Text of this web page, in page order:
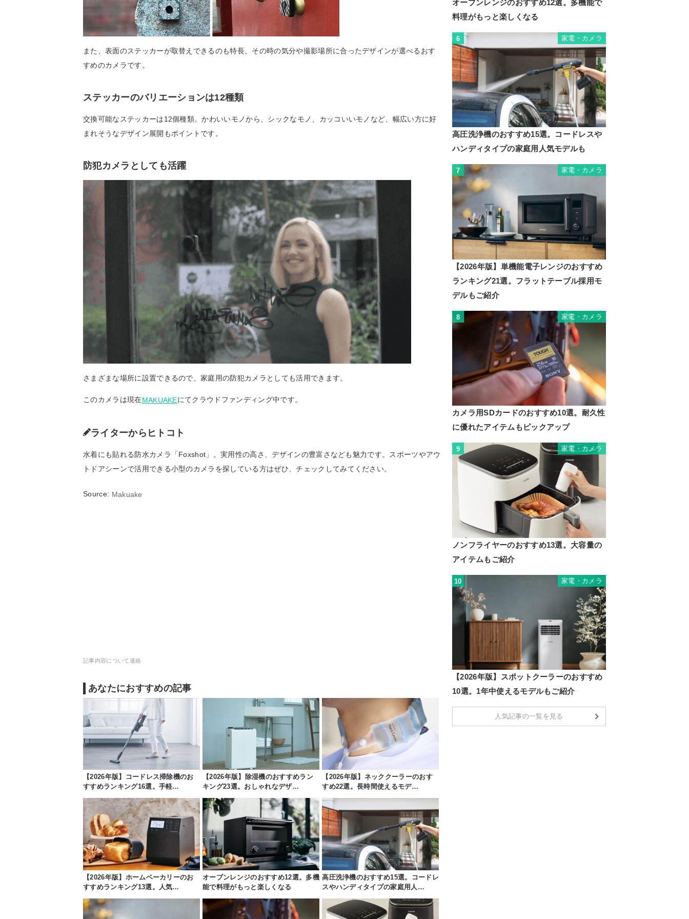
また、表面のステッカーが取替えできるのも特長。その時の気分や撮影場所に合ったデザインが選べるおす
すめのカメラです。
ステッカーのバリエーションは12種類
交換可能なステッカーは12個種類。かわいいモノから、シックなモノ、カッコいいモノなど、幅広い方に好
まれそうなデザイン展開もポイントです。
防犯カメラとしても活躍
さまざまな場所に設置できるので、家庭用の防犯カメラとしても活用できます。
このカメラは現在MAKUAKEにてクラウドファンディング中です。
ライターからヒトコト
水着にも貼れる防水カメラ「Foxshot」。実用性の高さ、デザインの豊富さなども魅力です。スポーツやアウ
トドアシーンで活用できる小型のカメラを探している方はぜひ、チェックしてみてください。
Source: Makuake
記事内容について連絡
あなたにおすすめの記事
【2026年版】コードレス掃除機のお
すすめランキング16選。手軽…
【2026年版】除湿機のおすすめラン
キング23選。おしゃれなデザ…
【2026年版】ネッククーラーのおす
すめ22選。長時間使えるモデ…
【2026年版】ホームベーカリーのお
すすめランキング13選。人気…
オーブンレンジのおすすめ12選。多機
能で料理がもっと楽しくなる
高圧洗浄機のおすすめ15選。コードレ
スやハンディタイプの家庭用人…
オーブンレンジのおすすめ12選。多機能で
料理がもっと楽しくなる
6 家電・カメラ
高圧洗浄機のおすすめ15選。コードレスや
ハンディタイプの家庭用人気モデルも
7 家電・カメラ
【2026年版】単機能電子レンジのおすすめ
ランキング21選。フラットテーブル採用モ
デルもご紹介
8 家電・カメラ
カメラ用SDカードのおすすめ10選。耐久性
に優れたアイテムもピックアップ
9 家電・カメラ
ノンフライヤーのおすすめ13選。大容量の
アイテムもご紹介
10 家電・カメラ
【2026年版】スポットクーラーのおすすめ
10選。1年中使えるモデルもご紹介
人気記事の一覧を見る